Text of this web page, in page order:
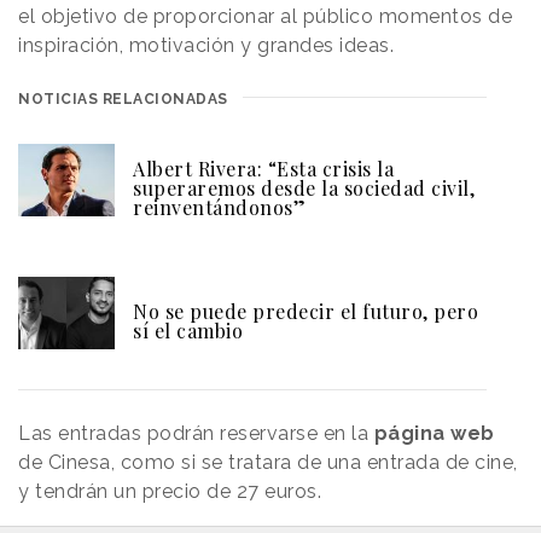
el objetivo de proporcionar al público momentos de
inspiración, motivación y grandes ideas.
NOTICIAS RELACIONADAS
Albert Rivera: “Esta crisis la
superaremos desde la sociedad civil,
reinventándonos”
No se puede predecir el futuro, pero
sí el cambio
Las entradas podrán reservarse en la página web
de Cinesa, como si se tratara de una entrada de cine,
y tendrán un precio de 27 euros.